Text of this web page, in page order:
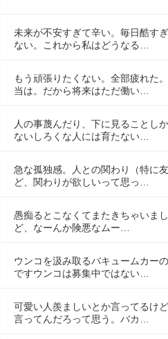
未来が不安すぎて辛い。毎日酷す
ない。これから私はどうなる…
もう頑張りたくない。全部疲れた
当は。だから将来はただ働い…
人の事蔑んだり、下に見ることし
ないしろくな人には育たない…
急な孤独感。人との関わり（特に
ど、関わりが欲しいって思っ…
愚痴るとこなくてまたきちゃいま
ど、なーんか険悪なムー…
ウンコを汲み取るバキュームカー
ですウンコは募集中ではない…
可愛い人羨ましいとか言ってるけ
言ってんだろって思う。バカ…